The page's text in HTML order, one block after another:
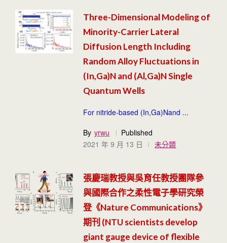
Three-Dimensional Modeling of
Minority-Carrier Lateral
Diffusion Length Including
Random Alloy Fluctuations in
(In,Ga)N and (Al,Ga)N Single
Quantum Wells
For nitride-based (In,Ga)Nand ...
By yrwu
Published
2021 年 9 月 13 日
未分類
張慶瑞教授與吳育任教授團隊參
與國際合作之柔性電子學研究榮
登《Nature Communications》
期刊 (NTU scientists develop
giant gauge device of flexible